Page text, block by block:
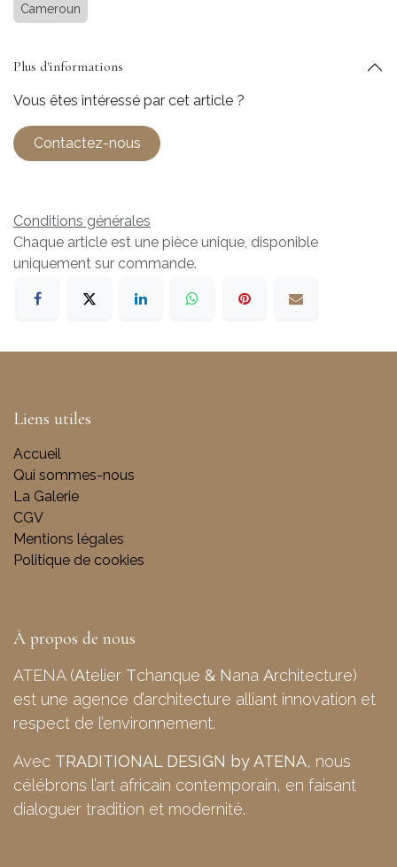
Cameroun
Plus d'informations
Vous êtes intéressé par cet article ?
Contactez-nous
Conditions générales
Chaque article est une pièce unique, disponible
uniquement sur commande.
Liens utiles
Accueil
Qui sommes-nous
La Galerie
CGV
Mentions légales
Politique de cookies
À propos de nous
ATENA (Atelier Tchanque & Nana Architecture)
est une agence d’architecture alliant innovation et
respect de l’environnement.
Avec TRADITIONAL DESIGN by ATENA, nous
célébrons l’art africain contemporain, en faisant
dialoguer tradition et modernité.